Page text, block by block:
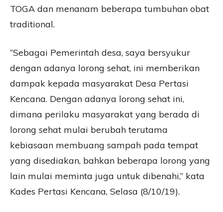
TOGA dan menanam beberapa tumbuhan obat
traditional.
“Sebagai Pemerintah desa, saya bersyukur
dengan adanya lorong sehat, ini memberikan
dampak kepada masyarakat Desa Pertasi
Kencana. Dengan adanya lorong sehat ini,
dimana perilaku masyarakat yang berada di
lorong sehat mulai berubah terutama
kebiasaan membuang sampah pada tempat
yang disediakan, bahkan beberapa lorong yang
lain mulai meminta juga untuk dibenahi,” kata
Kades Pertasi Kencana, Selasa (8/10/19).